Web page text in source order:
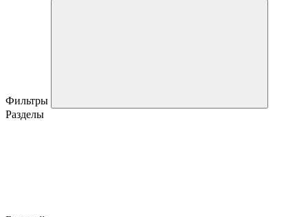
Фильтры
Разделы